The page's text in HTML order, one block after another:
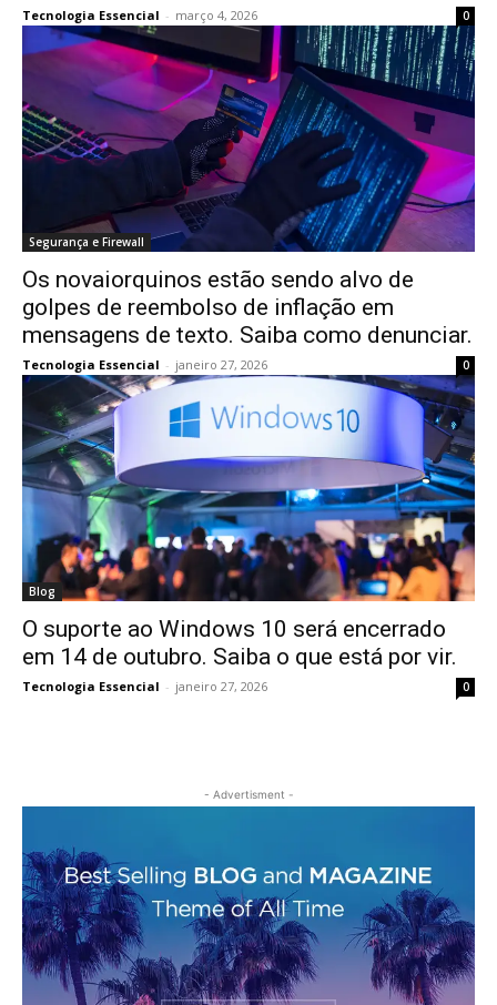
Tecnologia Essencial - março 4, 2026 0
Segurança e Firewall
Os novaiorquinos estão sendo alvo de
golpes de reembolso de inflação em
mensagens de texto. Saiba como denunciar.
Tecnologia Essencial - janeiro 27, 2026 0
Blog
O suporte ao Windows 10 será encerrado
em 14 de outubro. Saiba o que está por vir.
Tecnologia Essencial - janeiro 27, 2026 0
- Advertisment -